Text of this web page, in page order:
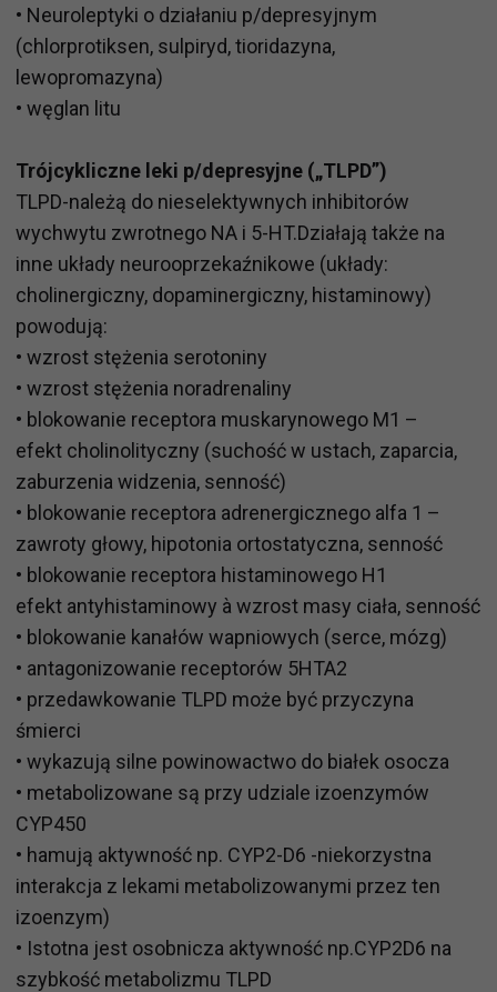
• Neuroleptyki o działaniu p/depresyjnym
(chlorprotiksen, sulpiryd, tioridazyna,
lewopromazyna)
• węglan litu
Trójcykliczne leki p/depresyjne („TLPD”)
TLPD-należą do nieselektywnych inhibitorów
wychwytu zwrotnego NA i 5-HT.Działają także na
inne układy neurooprzekaźnikowe (układy:
cholinergiczny, dopaminergiczny, histaminowy)
powodują:
• wzrost stężenia serotoniny
• wzrost stężenia noradrenaliny
• blokowanie receptora muskarynowego M1 –
efekt cholinolityczny (suchość w ustach, zaparcia,
zaburzenia widzenia, senność)
• blokowanie receptora adrenergicznego alfa 1 –
zawroty głowy, hipotonia ortostatyczna, senność
• blokowanie receptora histaminowego H1
efekt antyhistaminowy à wzrost masy ciała, senność
• blokowanie kanałów wapniowych (serce, mózg)
• antagonizowanie receptorów 5HTA2
• przedawkowanie TLPD może być przyczyna
śmierci
• wykazują silne powinowactwo do białek osocza
• metabolizowane są przy udziale izoenzymów
CYP450
• hamują aktywność np. CYP2-D6 -niekorzystna
interakcja z lekami metabolizowanymi przez ten
izoenzym)
• Istotna jest osobnicza aktywność np.CYP2D6 na
szybkość metabolizmu TLPD